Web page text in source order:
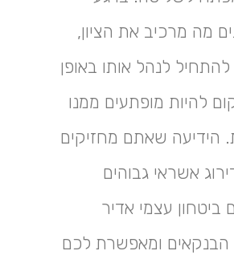
מה מרכיב את הציון,
לנהל אותו באופן
להיות מופתעים ממנו
הידיעה שאתם מחזיקים
אשראי גבוהים
ביטחון עצמי אדיר
הבנקאים ומאפשרת לכם